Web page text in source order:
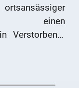
einen
Verstorbener
Adresse in
stellte sich